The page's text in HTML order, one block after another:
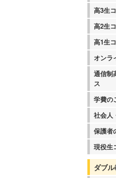
高3生
高2生
高1生
オンラ
通信制
ス
学費の
社会人
保護者
現役生
ダブ